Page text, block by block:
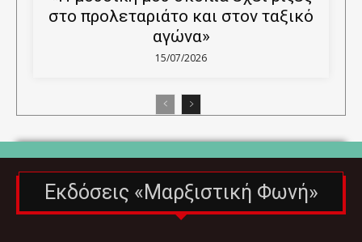
στο προλεταριάτο και στον ταξικό
αγώνα»
15/07/2026
Εκδόσεις «Μαρξιστική Φωνή»